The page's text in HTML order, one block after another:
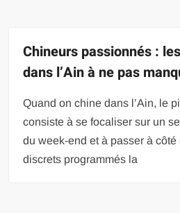
Chineurs passionnés :
dans l’Ain à ne pas
Quand on chine dans l’Ain, le
consiste à se focaliser sur un
du week-end et à passer à
discrets programmés la